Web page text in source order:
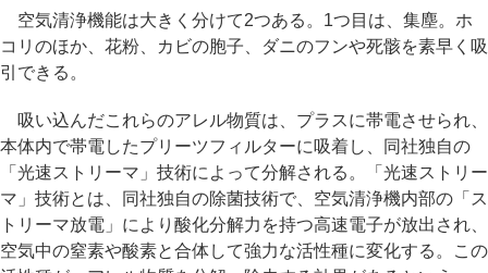
空気清浄機能は大きく分けて2つある。1つ目は、集塵。ホ
コリのほか、花粉、カビの胞子、ダニのフンや死骸を素早く吸
引できる。
吸い込んだこれらのアレル物質は、プラスに帯電させられ、
本体内で帯電したプリーツフィルターに吸着し、同社独自の
「光速ストリーマ」技術によって分解される。「光速ストリー
マ」技術とは、同社独自の除菌技術で、空気清浄機内部の「ス
トリーマ放電」により酸化分解力を持つ高速電子が放出され、
空気中の窒素や酸素と合体して強力な活性種に変化する。この